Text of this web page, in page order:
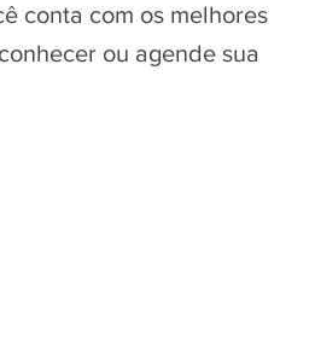
conta com os melhores
ou agende sua